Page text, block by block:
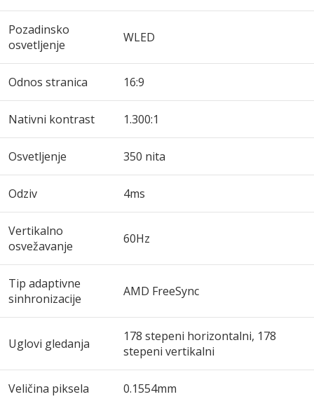
Pozadinsko
osvetljenje
WLED
Odnos stranica 16:9
Nativni kontrast 1.300:1
Osvetljenje 350 nita
Odziv 4ms
Vertikalno
osvežavanje
60Hz
Tip adaptivne
sinhronizacije
AMD FreeSync
Uglovi gledanja
178 stepeni horizontalni, 178
stepeni vertikalni
Veličina piksela 0.1554mm